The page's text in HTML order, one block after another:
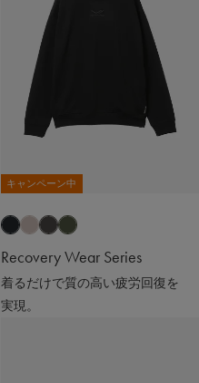
キャンペーン中
Recovery Wear Series
着るだけで質の高い疲労回復を
実現。